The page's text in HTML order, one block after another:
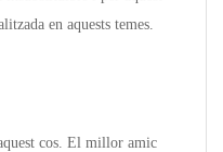
en aquests temes.
cos. El millor amic